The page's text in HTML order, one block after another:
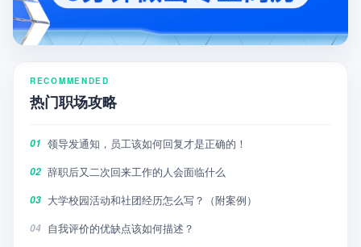
RECOMMENDED
热门职场攻略
01 领导发通知，员工该如何回复才是正确的！
02 辞职后又二次回来工作的人会面临什么
03 大学校园活动和社团经历怎么写？（附案例）
04 自我评价的优缺点该如何描述？